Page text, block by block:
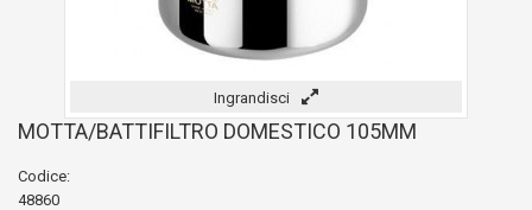
Ingrandisci
MOTTA/BATTIFILTRO DOMESTICO 105MM
Codice:
48860